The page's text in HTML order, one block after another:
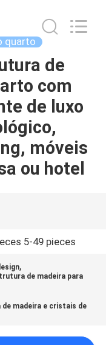
quarto
de
com
de luxo
móveis
ou hotel
5-49 pieces
,
de madeira para
madeira e cristais de